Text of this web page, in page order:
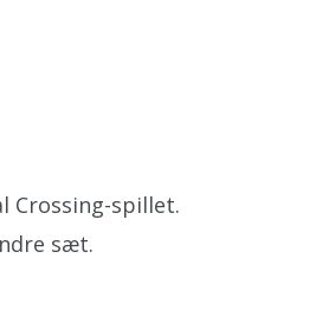
Crossing-spillet.
sæt.